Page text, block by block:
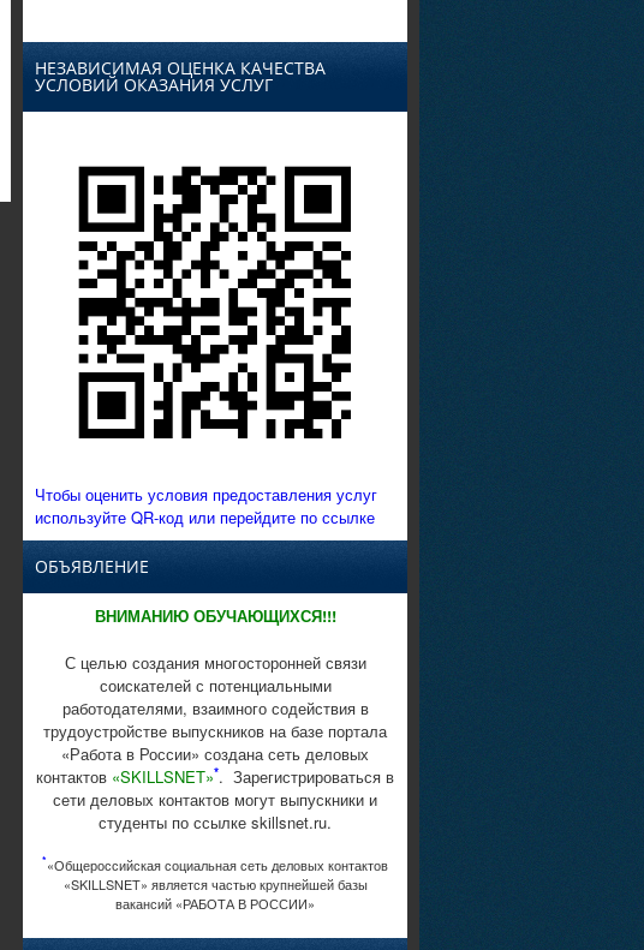
НЕЗАВИСИМАЯ ОЦЕНКА КАЧЕСТВА
УСЛОВИЙ ОКАЗАНИЯ УСЛУГ
Чтобы оценить условия предоставления услуг
используйте QR-код или перейдите по ссылке
ОБЪЯВЛЕНИЕ
ВНИМАНИЮ ОБУЧАЮЩИХСЯ!!!
С целью создания многосторонней связи
соискателей с потенциальными
работодателями, взаимного содействия в
трудоустройстве выпускников на базе портала
«Работа в России» создана сеть деловых
контактов «SKILLSNET»*. Зарегистрироваться в
сети деловых контактов могут выпускники и
студенты по ссылке skillsnet.ru.
*«Общероссийская социальная сеть деловых контактов
«SKILLSNET» является частью крупнейшей базы
вакансий «РАБОТА В РОССИИ»